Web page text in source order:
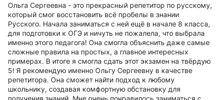
Ольга Сергеевна - это прекрасный репетитор по русскому,
который смог восстановить всё пробелы в знании
Русского. Начала заниматься с ней ещё в начале 8 класса,
для подготовки к ОГЭ и ничуть не пожалела, что выбрала
именно этого педагога! Она смогла объяснить даже самые
сложные правила на простых, а главное интересных
примерах. В итоге я смогла сдать этот экзамен на твёрдую
5! Я рекомендую именно Ольгу Сергеевну в качестве
репетитора. Она сможет найти подход к любому
школьнику, создавая комфортную обстановку для
получения знаний. Мне очень понравилось заниматься с